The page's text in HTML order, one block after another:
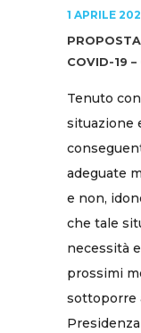
1 APRILE
PROPOSTA
COVID-19
Tenuto
situazione
adeguate
e non,
che tale
necessità
prossimi
sottoporre